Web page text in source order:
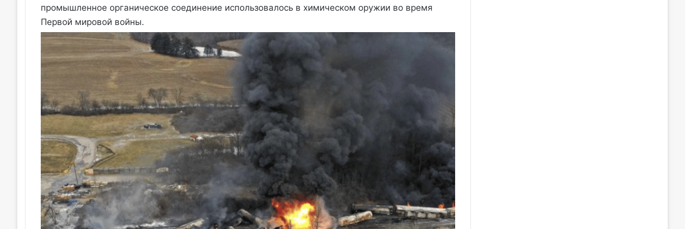
промышленное органическое соединение использовалось в химическом оружии во время
Первой мировой войны.